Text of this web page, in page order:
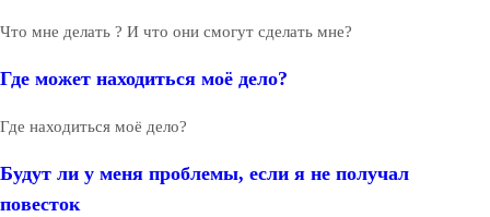
Что мне делать ? И что они смогут сделать мне?
Где может находиться моё дело?
Где находиться моё дело?
Будут ли у меня проблемы, если я не получал
повесток